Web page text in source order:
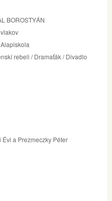
BOROSTYÁN
rebeli / Dramaťák / Divadlo
Évi a Prezmeczky Péter